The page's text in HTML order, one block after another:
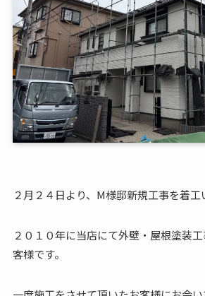
２月２４日より、M様邸新規工事を着工
２０１０年に当店にて外壁・屋根塗装
客様です。